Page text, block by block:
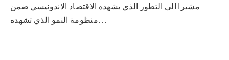
مشيرا الى التطور الذي يشهده الاقتصاد الاندونيسي ضمن
منظومة النمو الذي تشهده…